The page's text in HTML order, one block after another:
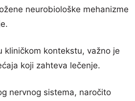
neurobiološke mehanizme
kliničkom kontekstu, važno je
koji zahteva lečenje.
nervnog sistema, naročito